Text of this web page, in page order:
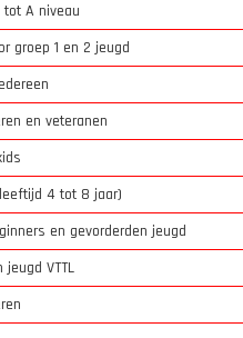
tot A niveau
groep 1 en 2 jeugd
en veteranen
4 tot 8 jaar)
en gevorderden jeugd
VTTL